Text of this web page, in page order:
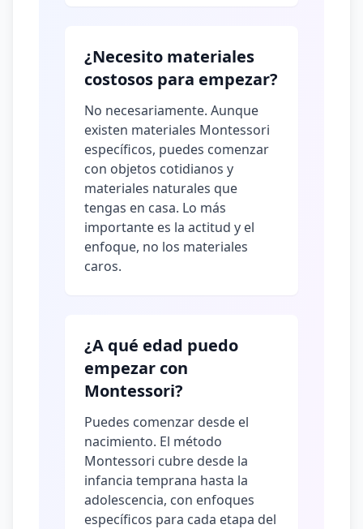
¿Necesito materiales
costosos para empezar?
No necesariamente. Aunque
existen materiales Montessori
específicos, puedes comenzar
con objetos cotidianos y
materiales naturales que
tengas en casa. Lo más
importante es la actitud y el
enfoque, no los materiales
caros.
¿A qué edad puedo
empezar con
Montessori?
Puedes comenzar desde el
nacimiento. El método
Montessori cubre desde la
infancia temprana hasta la
adolescencia, con enfoques
específicos para cada etapa del